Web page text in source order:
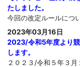
たしました。
今回の改定ルールにつ
2023年03月16日
2023/令和5年度より競
します。
２０２３/令和５年３